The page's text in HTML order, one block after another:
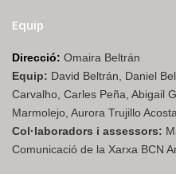
Equip
Direcció: Omaira Beltrán
Equip: David Beltrán, Daniel
Carvalho, Carles Peña, Abigail
Marmolejo, Aurora Trujillo
Col·laboradors i assessors:
Comunicació de la Xarxa BCN